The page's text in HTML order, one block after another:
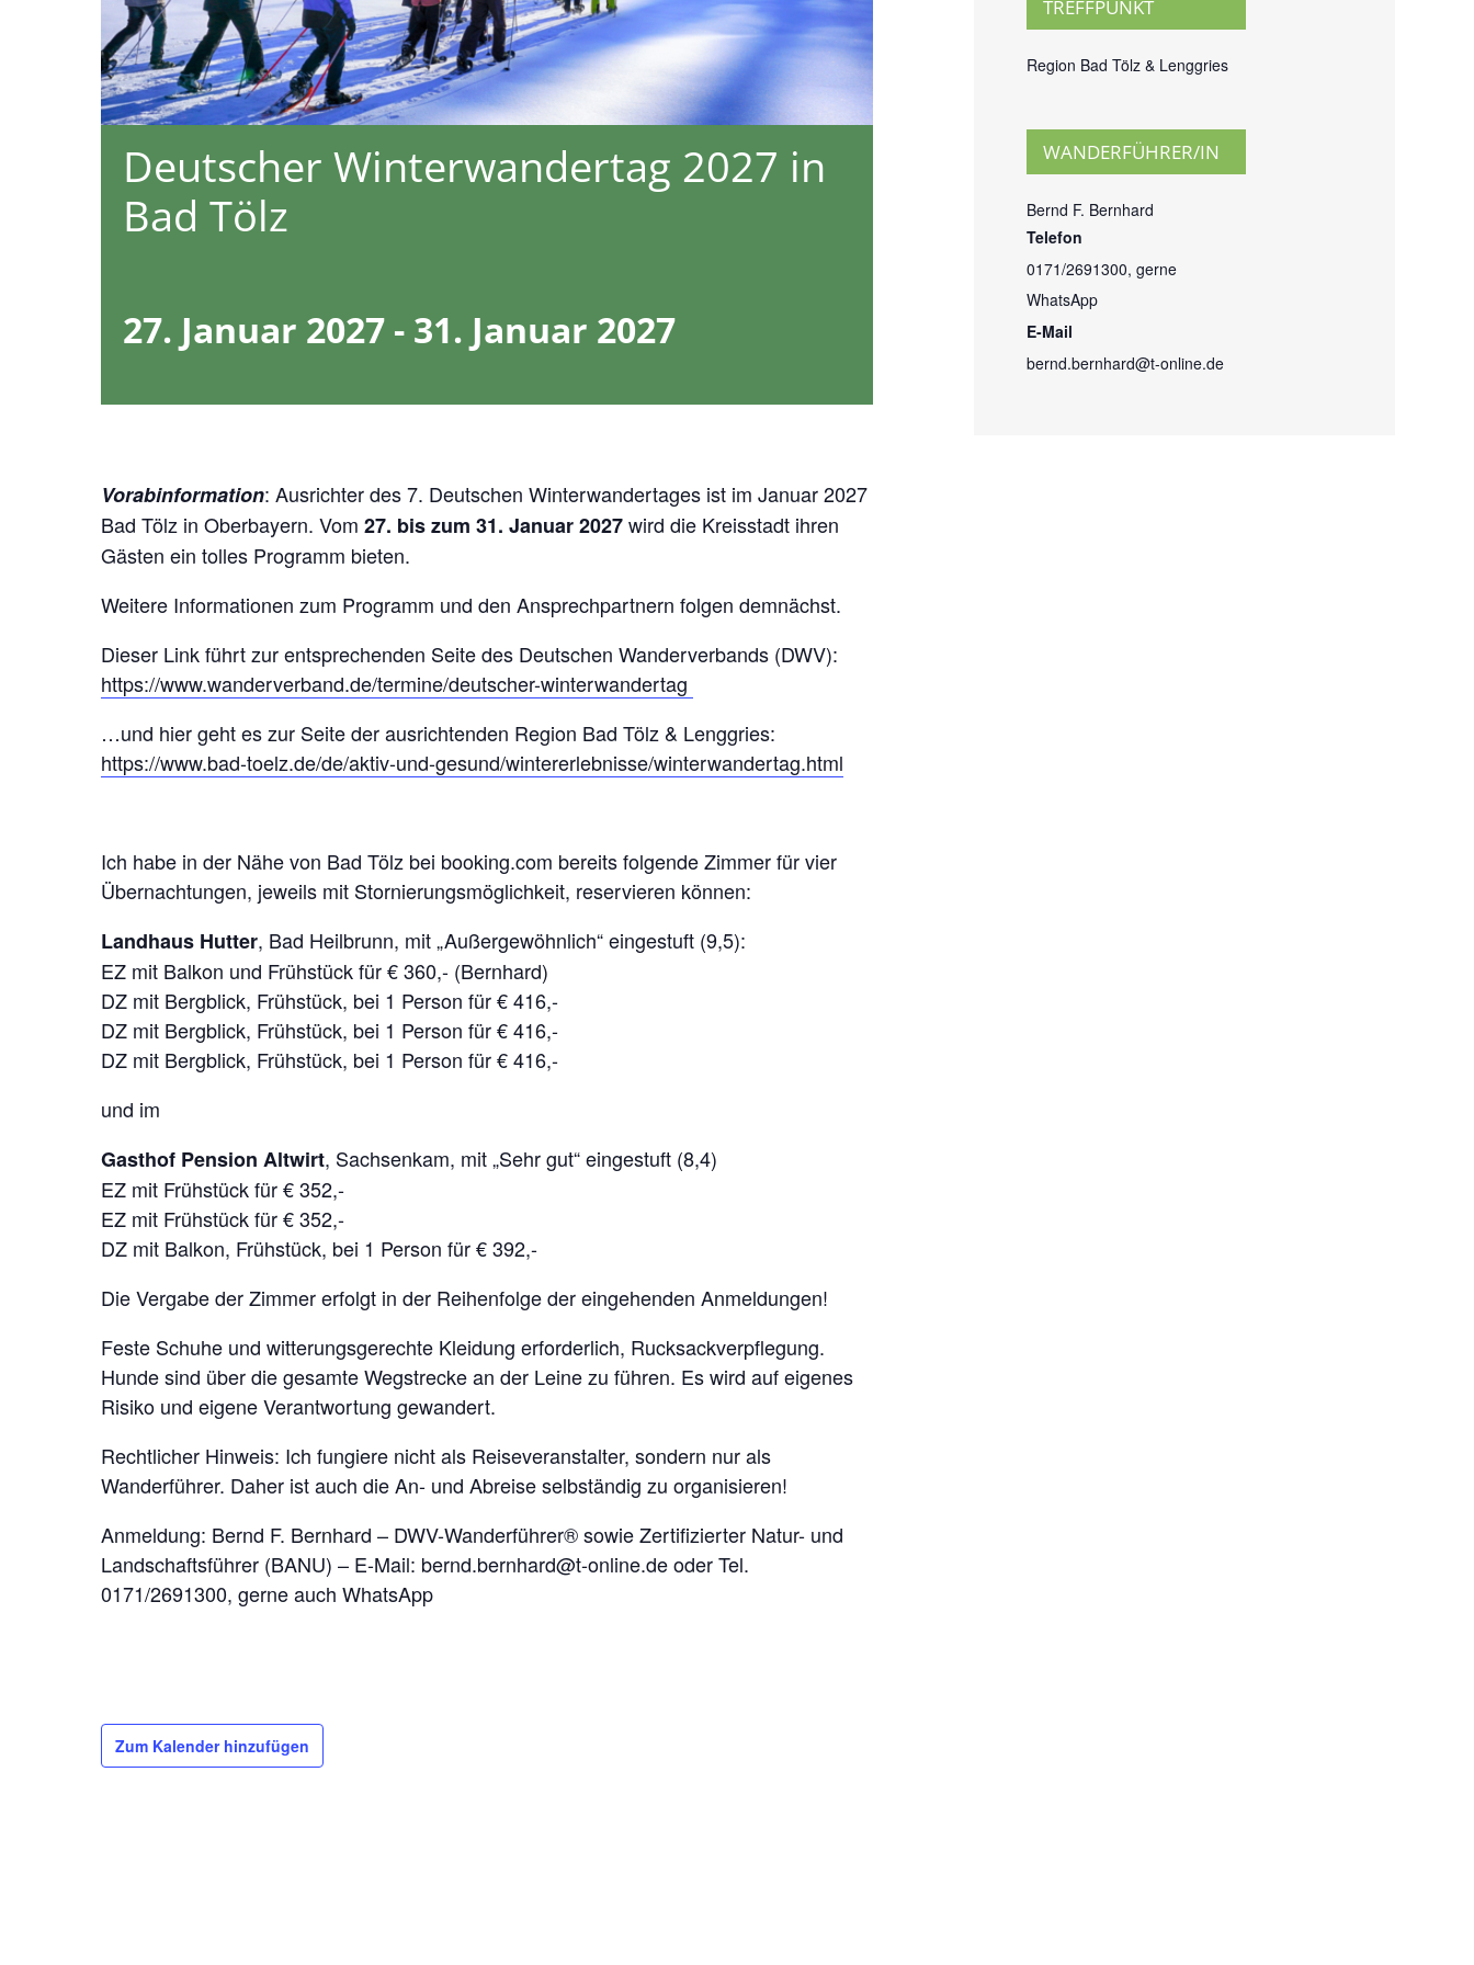
Deutscher Winterwandertag 2027 in
Bad Tölz
27. Januar 2027 - 31. Januar 2027
Vorabinformation: Ausrichter des 7. Deutschen Winterwandertages ist im Januar 2027
Bad Tölz in Oberbayern. Vom 27. bis zum 31. Januar 2027wird die Kreisstadt ihren
Gästen ein tolles Programm bieten.
Weitere Informationen zum Programm und den Ansprechpartnern folgen demnächst.
Dieser Link führt zur entsprechenden Seite des Deutschen Wanderverbands (DWV):
https://www.wanderverband.de/termine/deutscher-winterwandertag
…und hier geht es zur Seite der ausrichtenden Region Bad Tölz & Lenggries:
https://www.bad-toelz.de/de/aktiv-und-gesund/wintererlebnisse/winterwandertag.html
Ich habe in der Nähe von Bad Tölz bei booking.com bereits folgende Zimmer für vier
Übernachtungen, jeweils mit Stornierungsmöglichkeit, reservieren können:
Landhaus Hutter, Bad Heilbrunn, mit „Außergewöhnlich“ eingestuft (9,5):
EZ mit Balkon und Frühstück für € 360,- (Bernhard)
DZ mit Bergblick, Frühstück, bei 1 Person für € 416,-
DZ mit Bergblick, Frühstück, bei 1 Person für € 416,-
DZ mit Bergblick, Frühstück, bei 1 Person für € 416,-
und im
Gasthof Pension Altwirt, Sachsenkam, mit „Sehr gut“ eingestuft (8,4)
EZ mit Frühstück für € 352,-
EZ mit Frühstück für € 352,-
DZ mit Balkon, Frühstück, bei 1 Person für € 392,-
Die Vergabe der Zimmer erfolgt in der Reihenfolge der eingehenden Anmeldungen!
Feste Schuhe und witterungsgerechte Kleidung erforderlich, Rucksackverpflegung.
Hunde sind über die gesamte Wegstrecke an der Leine zu führen. Es wird auf eigenes
Risiko und eigene Verantwortung gewandert.
Rechtlicher Hinweis: Ich fungiere nicht als Reiseveranstalter, sondern nur als
Wanderführer. Daher ist auch die An- und Abreise selbständig zu organisieren!
Anmeldung: Bernd F. Bernhard – DWV-Wanderführer® sowie Zertifizierter Natur- und
Landschaftsführer (BANU) – E-Mail: bernd.bernhard@t-online.de oder Tel.
0171/2691300, gerne auch WhatsApp
Zum Kalender hinzufügen
TREFFPUNKT
Region Bad Tölz & Lenggries
WANDERFÜHRER/IN
Bernd F. Bernhard
Telefon
0171/2691300, gerne
WhatsApp
E-Mail
bernd.bernhard@t-online.de